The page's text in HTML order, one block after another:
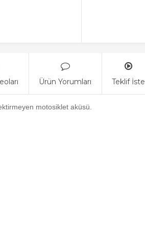
Ürün Yorumları Teklif İste
motosiklet aküsü.